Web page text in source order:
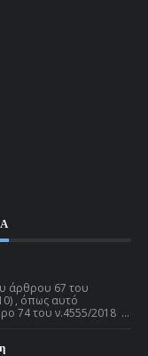
άρθρου 67 του
, όπως αυτό
74 του ν.4555/2018 ...